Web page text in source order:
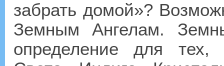
забрать домой»?
Земным Ангелам.
определение для тех,